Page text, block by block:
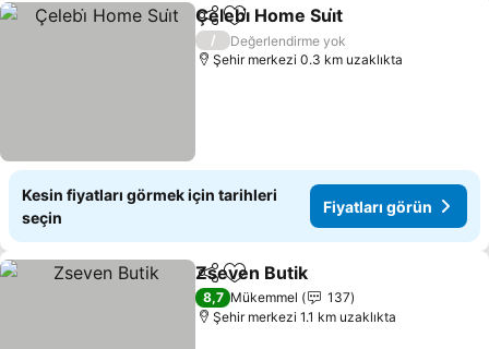
PaylaşFavorilerime ekle
Çelebi̇ Home Sui̇t
/
Değerlendirme yok
Şehir merkezi 0.3 km uzaklıkta
Kesin fiyatları görmek için tarihleri
seçin
Fiyatları görün
PaylaşFavorilerime ekle
Zseven Butik
8,7 Mükemmel
137
Şehir merkezi 1.1 km uzaklıkta